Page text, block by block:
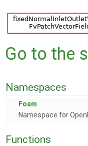
Go to the
Namespaces
Foam
Namespace for
Functions